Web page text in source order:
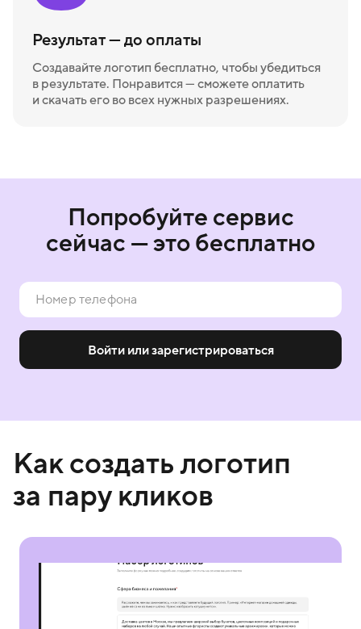
Результат — до оплаты
Создавайте логотип бесплатно, чтобы убедиться
в результате. Понравится — сможете оплатить
и скачать его во всех нужных разрешениях.
Попробуйте сервис
сейчас — это бесплатно
Войти или зарегистрироваться
Как создать логотип
за пару кликов